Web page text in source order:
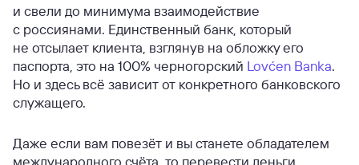
и свели до минимума взаимодействие
с россиянами. Единственный банк, который
не отсылает клиента, взглянув на обложку его
паспорта, это на 100% черногорский Lovćen Banka.
Но и здесь всё зависит от конкретного банковского
служащего.
Даже если вам повезёт и вы станете обладателем
международного счёта, то перевести деньги